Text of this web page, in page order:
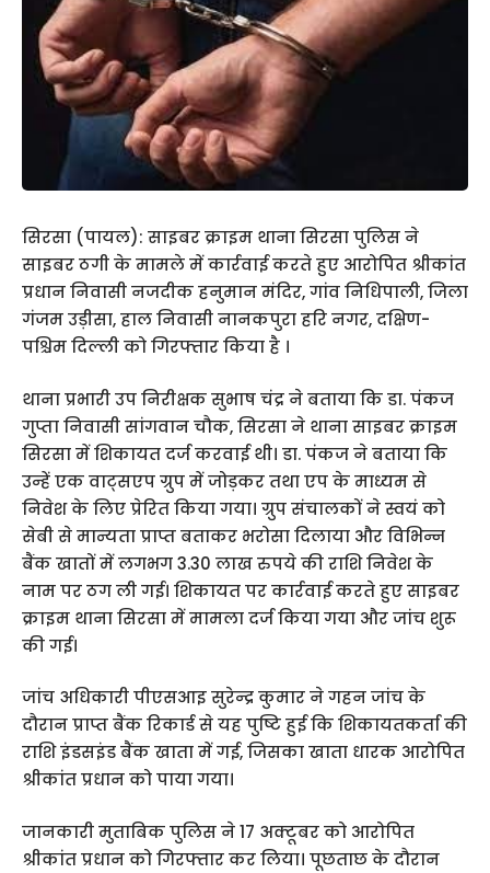
सिरसा (पायल): साइबर क्राइम थाना सिरसा पुलिस ने
साइबर ठगी के मामले में कार्रवाई करते हुए आरोपित श्रीकांत
प्रधान निवासी नजदीक हनुमान मंदिर, गांव निधिपाली, जिला
गंजम उड़ीसा, हाल निवासी नानकपुरा हरि नगर, दक्षिण-
पश्चिम दिल्ली को गिरफ्तार किया है ।
थाना प्रभारी उप निरीक्षक सुभाष चंद्र ने बताया कि डा. पंकज
गुप्ता निवासी सांगवान चौक, सिरसा ने थाना साइबर क्राइम
सिरसा में शिकायत दर्ज करवाई थी। डा. पंकज ने बताया कि
उन्हें एक वाट्सएप ग्रुप में जोड़कर तथा एप के माध्यम से
निवेश के लिए प्रेरित किया गया। ग्रुप संचालकों ने स्वयं को
सेबी से मान्यता प्राप्त बताकर भरोसा दिलाया और विभिन्न
बैंक खातों में लगभग 3.30 लाख रुपये की राशि निवेश के
नाम पर ठग ली गई। शिकायत पर कार्रवाई करते हुए साइबर
क्राइम थाना सिरसा में मामला दर्ज किया गया और जांच शुरू
की गई।
जांच अधिकारी पीएसआइ सुरेन्द्र कुमार ने गहन जांच के
दौरान प्राप्त बैंक रिकार्ड से यह पुष्टि हुई कि शिकायतकर्ता की
राशि इंडसइंड बैंक खाता में गई, जिसका खाता धारक आरोपित
श्रीकांत प्रधान को पाया गया।
जानकारी मुताबिक पुलिस ने 17 अक्टूबर को आरोपित
श्रीकांत प्रधान को गिरफ्तार कर लिया। पूछताछ के दौरान